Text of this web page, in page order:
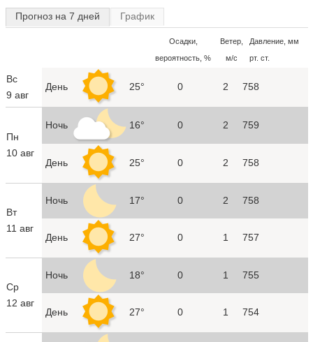
Прогноз на 7 дней График
Осадки,
вероятность, %
Ветер,
м/с
Давление, мм
рт. ст.
Вс
9 авг
День 25° 0 2 758
Пн
10 авг
Ночь 16° 0 2 759
День 25° 0 2 758
Вт
11 авг
Ночь 17° 0 2 758
День 27° 0 1 757
Ср
12 авг
Ночь 18° 0 1 755
День 27° 0 1 754